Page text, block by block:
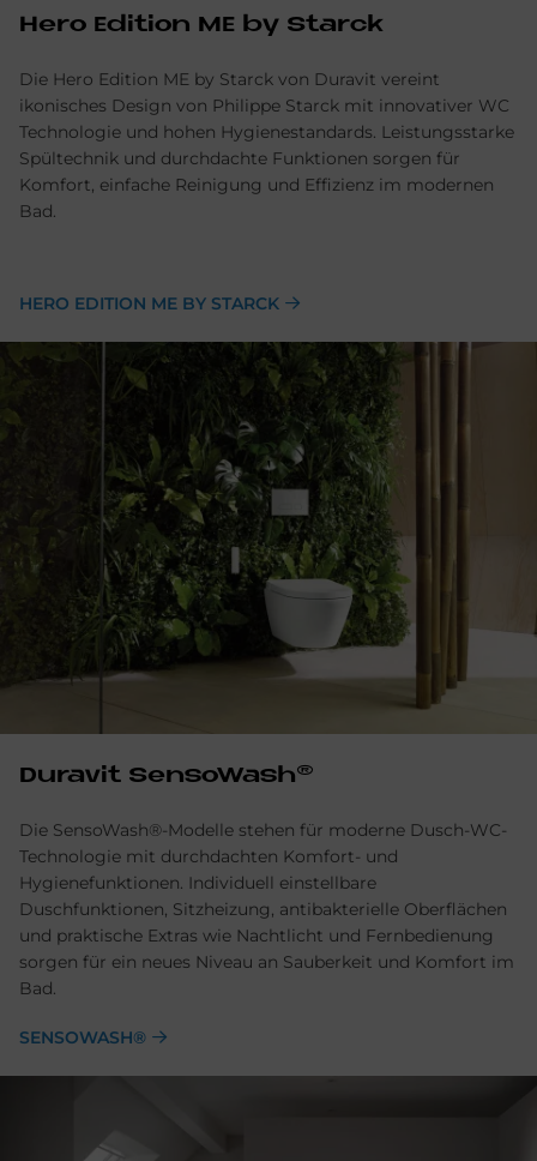
Hero Edi­ti­on ME by Star­ck
Die Hero Edition ME by Starck von Duravit vereint
ikonisches Design von Philippe Starck mit innovativer WC
Technologie und hohen Hygienestandards. Leistungsstarke
Spültechnik und durchdachte Funktionen sorgen für
Komfort, einfache Reinigung und Effizienz im modernen
Bad.
HERO EDITION ME BY STARCK
Du­ra­vit Sen­so­Wa­s­h®
Die SensoWash®-Modelle stehen für moderne Dusch-WC-
Technologie mit durchdachten Komfort- und
Hygienefunktionen. Individuell einstellbare
Duschfunktionen, Sitzheizung, antibakterielle Oberflächen
und praktische Extras wie Nachtlicht und Fernbedienung
sorgen für ein neues Niveau an Sauberkeit und Komfort im
Bad.
SENSOWASH®